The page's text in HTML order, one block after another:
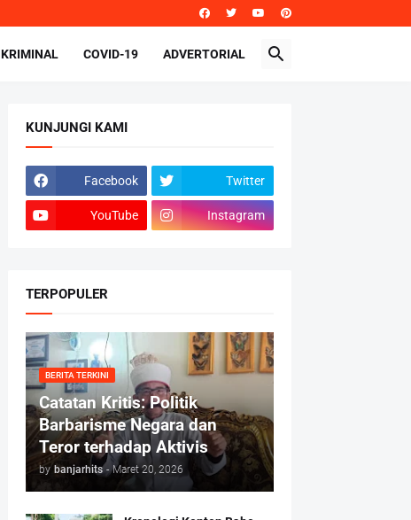
KRIMINAL COVID-19 ADVERTORIAL
KUNJUNGI KAMI
Facebook Twitter
YouTube Instagram
TERPOPULER
BERITA TERKINI
Catatan Kritis: Politik
Barbarisme Negara dan
Teror terhadap Aktivis
by banjarhits - Maret 20, 2026